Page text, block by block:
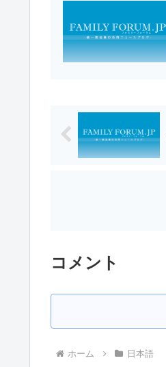
コメント
ホーム 日本語